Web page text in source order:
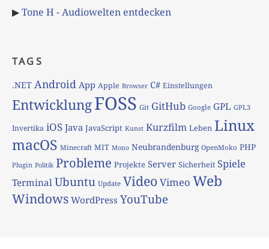
▶Tone H - Audiowelten entdecken
TAGS
.NET Android App Apple Browser C# Einstellungen
EntwicklungFOSS Git GitHub Google GPL GPL3
Invertika iOS Java JavaScript Kunst Kurzfilm Leben Linux
macOS Minecraft MIT Mono Neubrandenburg OpenMoko PHP
Plugin Politik Probleme Projekte Server Sicherheit Spiele
TerminalUbuntu Update VideoVimeo Web
Windows WordPress YouTube